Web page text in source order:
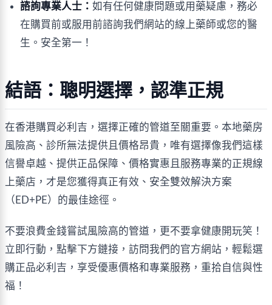
諮詢專業人士：如有任何健康問題或用藥疑慮，務必
在購買前或服用前諮詢我們網站的線上藥師或您的醫
生。安全第一！
結語：聰明選擇，認準正規
在香港購買必利吉，選擇正確的管道至關重要。本地藥房
風險高、診所無法提供且價格昂貴，唯有選擇像我們這樣
信譽卓越、提供正品保障、價格實惠且服務專業的正規線
上藥店，才是您獲得真正有效、安全雙效解決方案
（ED+PE）的最佳途徑。
不要浪費金錢嘗試風險高的管道，更不要拿健康開玩笑！
立即行動，點擊下方鏈接，訪問我們的官方網站，輕鬆選
購正品必利吉，享受優惠價格和專業服務，重拾自信與性
福！